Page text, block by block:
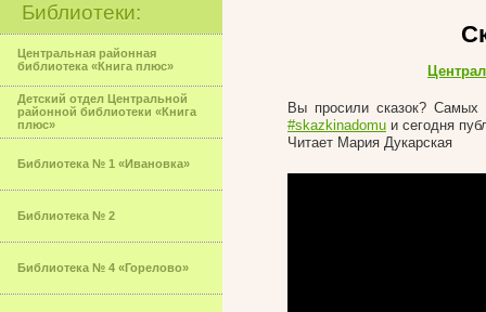
Библиотеки:
Центральная районная
библиотека «Книга плюс»
Детский отдел Центральной
районной библиотеки «Книга
плюс»
Библиотека № 1 «Ивановка»
Библиотека № 2
Библиотека № 4 «Горелово»
Вы просили сказок?
#skazkinadomu и сегодня
Читает Мария Дукарская